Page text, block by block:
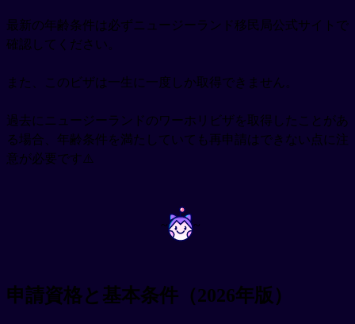
最新の年齢条件は必ずニュージーランド移民局公式サイトで
確認してください。
また、このビザは一生に一度しか取得できません。
過去にニュージーランドのワーホリビザを取得したことがあ
る場合、年齢条件を満たしていても再申請はできない点に注
意が必要です⚠️
~ ~
申請資格と基本条件（2026年版）